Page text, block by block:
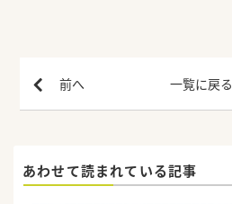
前へ 一覧に戻る
あわせて読まれている記事